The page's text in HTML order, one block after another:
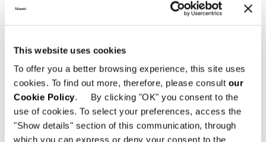
This website uses cookies
To offer you a better browsing experience, this site uses
cookies. To find out more, therefore, please consult our
Cookie Policy. By clicking "OK" you consent to the
use of cookies. To select your preferences, access the
"Show details" section of this communication, through
which you can express or deny your consent to the